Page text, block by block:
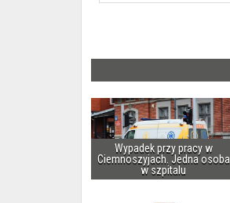
Wypadek przy pracy w
Ciemnoszyjach. Jedna osoba
w szpitalu